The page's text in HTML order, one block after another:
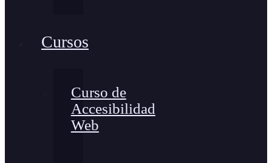
Cursos
Curso de
Accesibilidad
Web